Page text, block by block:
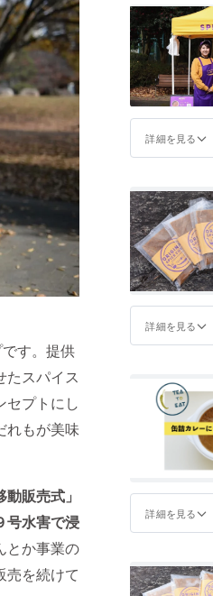
す。提供
たスパイス
セプトにし
れもが美味
動販売式」
号水害で浸
とか事業の
売を続けて
詳細を見る
詳細を見る
詳細を見る